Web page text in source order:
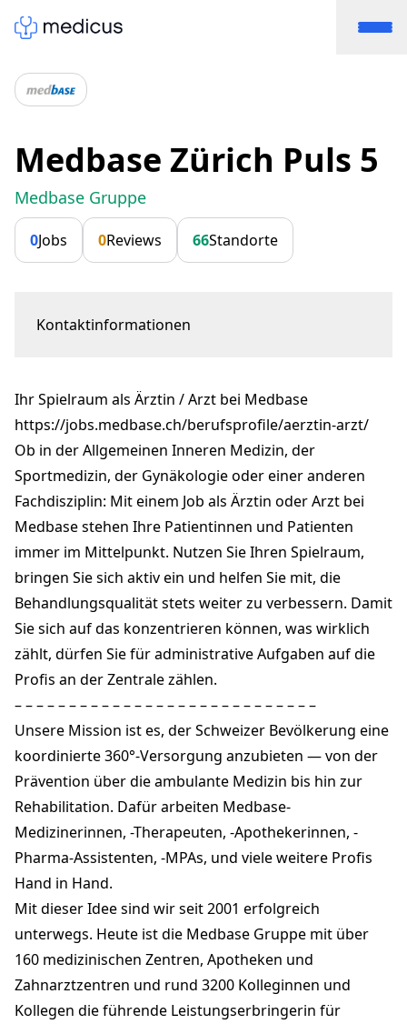
Medbase Zürich Puls 5
Medbase Gruppe
0Jobs 0Reviews 66Standorte
Kontaktinformationen
tabita.rueegg@medbase.ch
+41 58 568 10 00
medbase.ch
Ihr Spielraum als Ärztin / Arzt bei Medbase
https://jobs.medbase.ch/berufsprofile/aerztin-arzt/
Ob in der Allgemeinen Inneren Medizin, der
Sportmedizin, der Gynäkologie oder einer anderen
Fachdisziplin: Mit einem Job als Ärztin oder Arzt bei
Medbase stehen Ihre Patientinnen und Patienten
immer im Mittelpunkt. Nutzen Sie Ihren Spielraum,
bringen Sie sich aktiv ein und helfen Sie mit, die
Behandlungsqualität stets weiter zu verbessern. Damit
Sie sich auf das konzentrieren können, was wirklich
zählt, dürfen Sie für administrative Aufgaben auf die
Profis an der Zentrale zählen.
– – – – – – – – – – – – – – – – – – – – – – – – – – – –
Unsere Mission ist es, der Schweizer Bevölkerung eine
koordinierte 360°-Versorgung anzubieten — von der
Prävention über die ambulante Medizin bis hin zur
Rehabilitation. Dafür arbeiten Medbase-
Medizinerinnen, -Therapeuten, -Apothekerinnen, -
Pharma-Assistenten, -MPAs, und viele weitere Profis
Hand in Hand.
Mit dieser Idee sind wir seit 2001 erfolgreich
unterwegs. Heute ist die Medbase Gruppe mit über
160 medizinischen Zentren, Apotheken und
Zahnarztzentren und rund 3200 Kolleginnen und
Kollegen die führende Leistungserbringerin für